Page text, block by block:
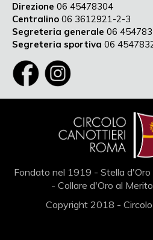
Direzione 06 45478304
Centralino 06 3612921-2-3
Segreteria generale 06
Segreteria sportiva 06
Fondato nel 1919 - Stella
- Collare d'Oro al
Copyright 2018 -